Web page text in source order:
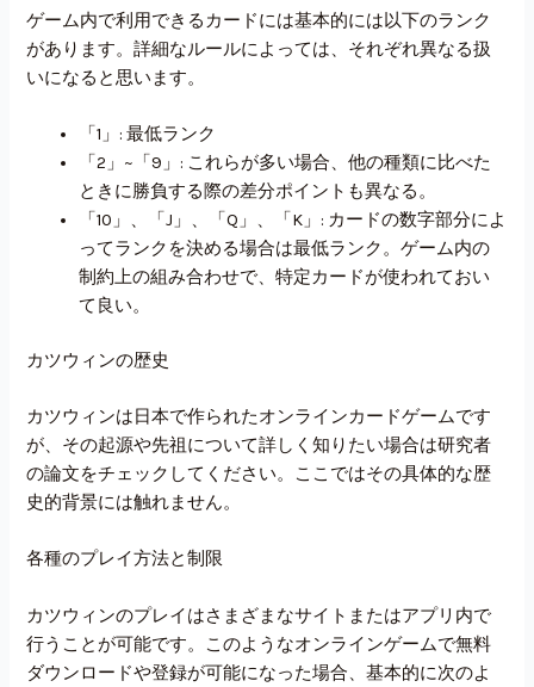
ゲーム内で利用できるカードには基本的には以下のランク
があります。詳細なルールによっては、それぞれ異なる扱
いになると思います。
「1」: 最低ランク
「2」~「9」: これらが多い場合、他の種類に比べた
ときに勝負する際の差分ポイントも異なる。
「10」、「J」、「Q」、「K」: カードの数字部分によ
ってランクを決める場合は最低ランク。ゲーム内の
制約上の組み合わせで、特定カードが使われておい
て良い。
カツウィンの歴史
カツウィンは日本で作られたオンラインカードゲームです
が、その起源や先祖について詳しく知りたい場合は研究者
の論文をチェックしてください。ここではその具体的な歴
史的背景には触れません。
各種のプレイ方法と制限
カツウィンのプレイはさまざまなサイトまたはアプリ内で
行うことが可能です。このようなオンラインゲームで無料
ダウンロードや登録が可能になった場合、基本的に次のよ